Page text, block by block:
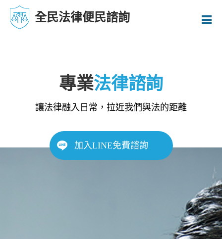
全民法律便民諮詢
專業法律諮詢
讓法律融入日常，拉近我們與法的距離
加入LINE免費諮詢